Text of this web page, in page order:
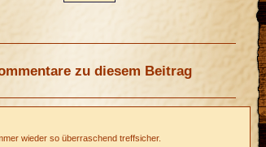
zu diesem Beitrag
wieder so überraschend treffsicher.